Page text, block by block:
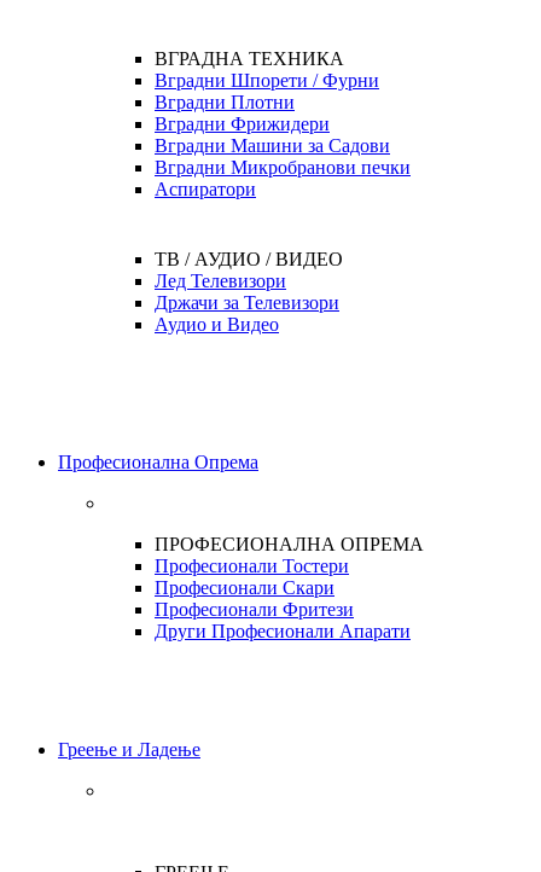
ВГРАДНА ТЕХНИКА
Вградни Шпорети / Фурни
Вградни Плотни
Вградни Фрижидери
Вградни Машини за Садови
Вградни Микробранови печки
Аспиратори
ТВ / АУДИО / ВИДЕО
Лед Телевизори
Држачи за Телевизори
Аудио и Видео
Професионална Опрема
ПРОФЕСИОНАЛНА ОПРЕМА
Професионали Тостери
Професионали Скари
Професионали Фритези
Други Професионали Апарати
Греење и Ладење